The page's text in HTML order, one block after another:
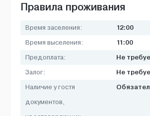
Правила проживания
Время заселения: 12:00
Время выселения: 11:00
Предоплата: Не
Залог: Не
Наличие у гостя
документов,